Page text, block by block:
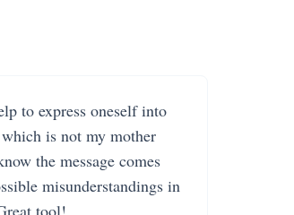
to express oneself into
is not my mother
the message comes
misunderstandings in
tool!